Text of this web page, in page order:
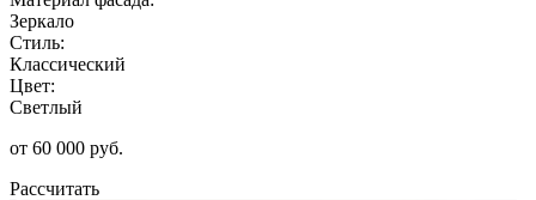
Зеркало
Стиль:
Классический
Цвет:
Светлый
от 60 000 руб.
Рассчитать